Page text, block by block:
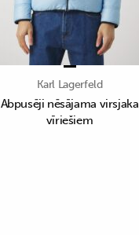
Karl Lagerfeld
Abpusēji nēsājama virsjaka
vīriešiem